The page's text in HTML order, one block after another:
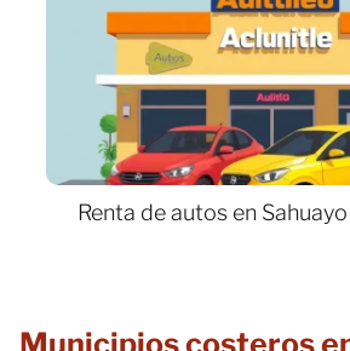
Renta de autos en
Municipios costeros